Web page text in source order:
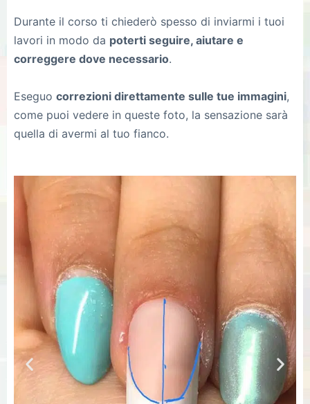
Durante il corso ti chiederò spesso di inviarmi i tuoi
lavori in modo da poterti seguire, aiutare e
correggere dove necessario.
Eseguo correzioni direttamente sulle tue immagini,
come puoi vedere in queste foto, la sensazione sarà
quella di avermi al tuo fianco.